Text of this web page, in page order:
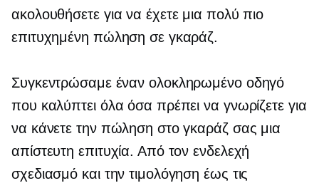
ακολουθήσετε για να έχετε μια πολύ πιο
επιτυχημένη πώληση σε γκαράζ.
Συγκεντρώσαμε έναν ολοκληρωμένο οδηγό
που καλύπτει όλα όσα πρέπει να γνωρίζετε για
να κάνετε την πώληση στο γκαράζ σας μια
απίστευτη επιτυχία. Από τον ενδελεχή
σχεδιασμό και την τιμολόγηση έως τις